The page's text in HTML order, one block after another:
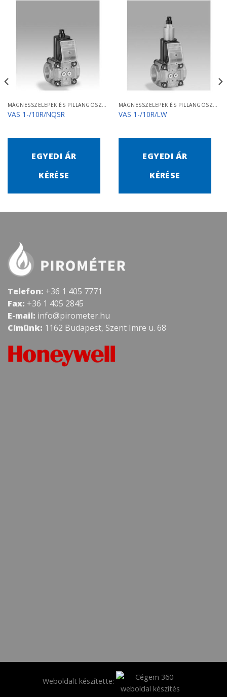
MÁGNESSZELEPEK ÉS PILLANGÓSZELEPEK
VAS 1-/10R/NQSR
EGYEDI ÁR
KÉRÉSE
MÁGNESSZELEPEK ÉS PILLANGÓSZELEPEK
VAS 1-/10R/LW
EGYEDI ÁR
KÉRÉSE
Telefon: +36 1 405 7771
Fax: +36 1 405 2845
E-mail: info@pirometer.hu
Címünk: 1162 Budapest, Szent Imre u. 68
Weboldalt készítette: